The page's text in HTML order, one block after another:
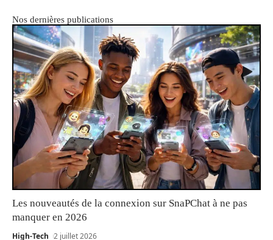
Nos dernières publications
Les nouveautés de la connexion sur SnaPChat à ne pas
manquer en 2026
High-Tech 2 juillet 2026